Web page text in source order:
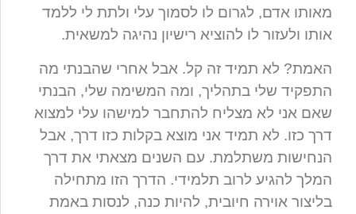
מאותו אדם, לגרום לו לסמוך עלי ולתת לי ללמד
אותו ולעזור לו להוציא רישיון נהיגה למשאית.
האמת? לא תמיד זה קל. אבל אחרי שהבנתי מה
התפקיד שלי בתהליך, ומה המשימה שלי, הבנתי
שאם אני לא מצליח להתחבר למישהו עלי למצוא
דרך כזו. לא תמיד אני מוצא בקלות כזו דרך, אבל
הנחישות משתלמת. עם השנים מצאתי את דרך
המלך להגיע לרוב תלמידי. הדרך הזו מתחילה
בליצור אוירה חיובית, להיות כנה, לנסות באמת